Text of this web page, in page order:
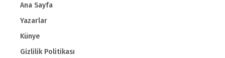
Ana Sayfa
Yazarlar
Künye
Gizlilik Politikası